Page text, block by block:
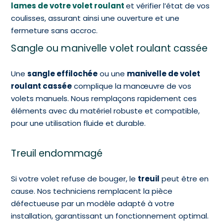
lames de votre volet roulantet vérifier l’état de vos
coulisses, assurant ainsi une ouverture et une
fermeture sans accroc.
Sangle ou manivelle volet roulant cassée
Unesangle effilochéeou une manivelle de volet
roulant casséecomplique la manœuvre de vos
volets manuels. Nous remplaçons rapidement ces
éléments avec du matériel robuste et compatible,
pour une utilisation fluide et durable.
Treuil endommagé
Si votre volet refuse de bouger, le treuil peut être en
cause. Nos techniciens remplacent la pièce
défectueuse par un modèle adapté à votre
installation, garantissant un fonctionnement optimal.